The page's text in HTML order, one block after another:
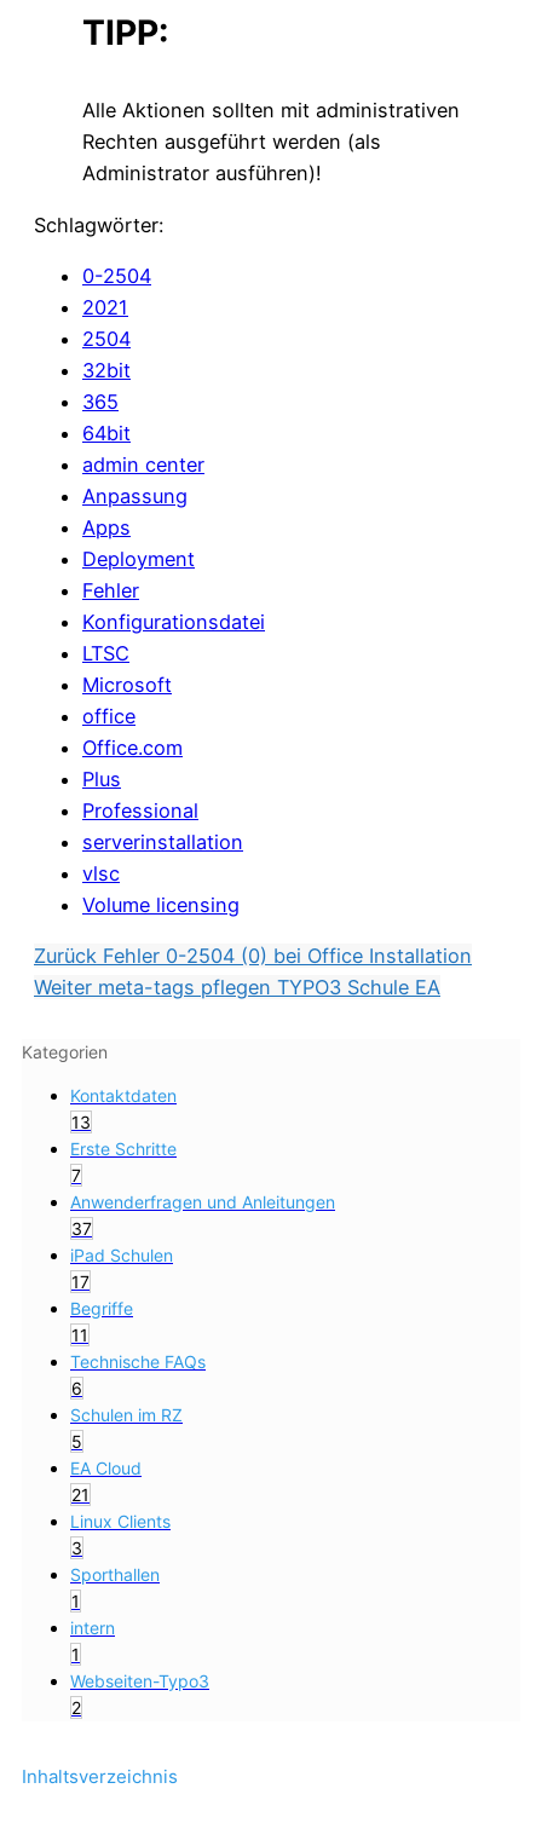
Inhaltsverzeichnis
TIPP:
Alle Aktionen sollten mit administrativen
Rechten ausgeführt werden (als
Administrator ausführen)!
Schlagwörter:
0-2504
2021
2504
32bit
365
64bit
admin center
Anpassung
Apps
Deployment
Fehler
Konfigurationsdatei
LTSC
Microsoft
office
Office.com
Plus
Professional
serverinstallation
vlsc
Volume licensing
Zurück Fehler 0-2504 (0) bei Office Installation
Weiter meta-tags pflegen TYPO3 Schule EA
Kategorien
Kontaktdaten
13
Erste Schritte
7
Anwenderfragen und Anleitungen
37
iPad Schulen
17
Begriffe
11
Technische FAQs
6
Schulen im RZ
5
EA Cloud
21
Linux Clients
3
Sporthallen
1
intern
1
Webseiten-Typo3
2